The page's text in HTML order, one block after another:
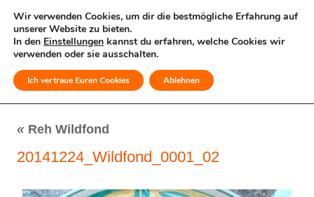
MENÜ
« Reh Wildfond
20141224_Wildfond_0001_02
Wir verwenden Cookies, um dir die bestmögliche Erfahrung auf
unserer Website zu bieten.
In den Einstellungen kannst du erfahren, welche Cookies wir
verwenden oder sie ausschalten.
Ich vertraue Euren Cookies Ablehnen